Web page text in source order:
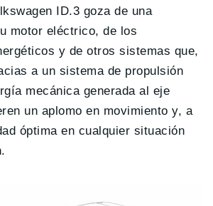
ID.3 goza de una
motor eléctrico, de los
y de otros sistemas que,
a un sistema de propulsión
mecánica generada al eje
un aplomo en movimiento y, a
óptima en cualquier situación